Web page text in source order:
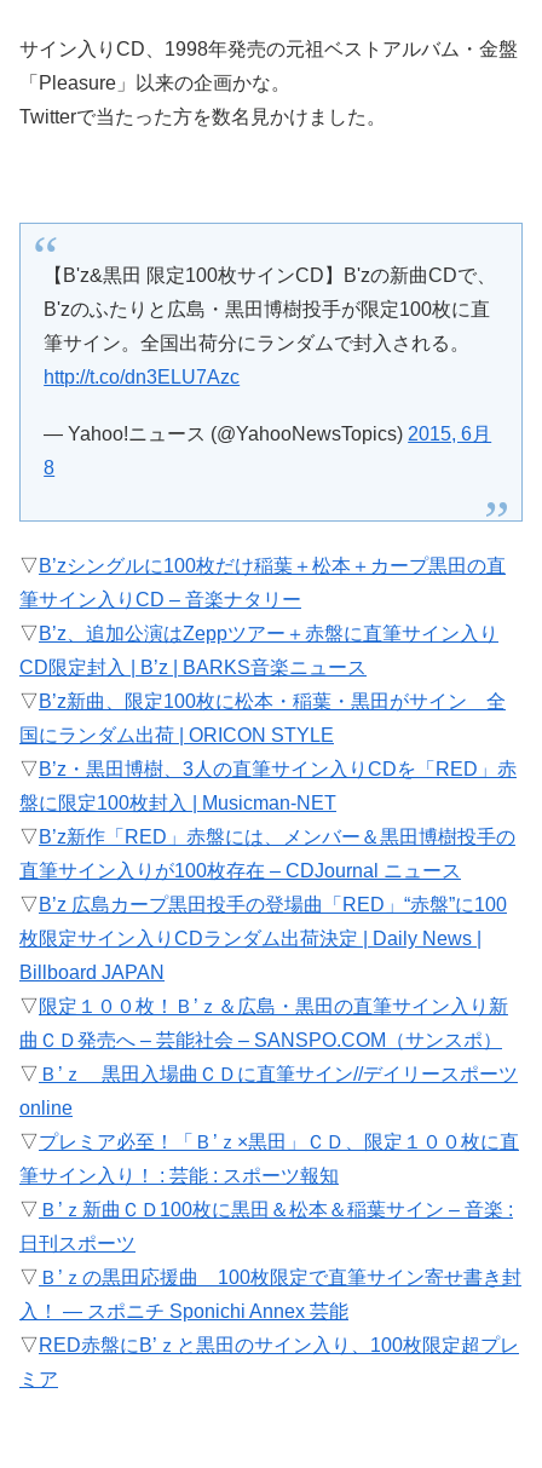
サイン入りCD、1998年発売の元祖ベストアルバム・金盤
「Pleasure」以来の企画かな。
Twitterで当たった方を数名見かけました。
【B'z&黒田 限定100枚サインCD】B'zの新曲CDで、
B'zのふたりと広島・黒田博樹投手が限定100枚に直
筆サイン。全国出荷分にランダムで封入される。
http://t.co/dn3ELU7Azc
— Yahoo!ニュース (@YahooNewsTopics) 2015, 6月
8
▽B’zシングルに100枚だけ稲葉＋松本＋カープ黒田の直
筆サイン入りCD – 音楽ナタリー
▽B’z、追加公演はZeppツアー＋赤盤に直筆サイン入り
CD限定封入 | B’z | BARKS音楽ニュース
▽B’z新曲、限定100枚に松本・稲葉・黒田がサイン 全
国にランダム出荷 | ORICON STYLE
▽B’z・黒田博樹、3人の直筆サイン入りCDを「RED」赤
盤に限定100枚封入 | Musicman-NET
▽B’z新作「RED」赤盤には、メンバー＆黒田博樹投手の
直筆サイン入りが100枚存在 – CDJournal ニュース
▽B’z 広島カープ黒田投手の登場曲「RED」“赤盤”に100
枚限定サイン入りCDランダム出荷決定 | Daily News |
Billboard JAPAN
▽限定１００枚！Ｂ’ｚ＆広島・黒田の直筆サイン入り新
曲ＣＤ発売へ – 芸能社会 – SANSPO.COM（サンスポ）
▽ Ｂ’ｚ 黒田入場曲ＣＤに直筆サイン//デイリースポーツ
online
▽プレミア必至！「Ｂ’ｚ×黒田」ＣＤ、限定１００枚に直
筆サイン入り！ : 芸能 : スポーツ報知
▽ Ｂ’ｚ新曲ＣＤ100枚に黒田＆松本＆稲葉サイン – 音楽 :
日刊スポーツ
▽ Ｂ’ｚの黒田応援曲 100枚限定で直筆サイン寄せ書き封
入！ ― スポニチ Sponichi Annex 芸能
▽RED赤盤にB’ｚと黒田のサイン入り、100枚限定超プレ
ミア